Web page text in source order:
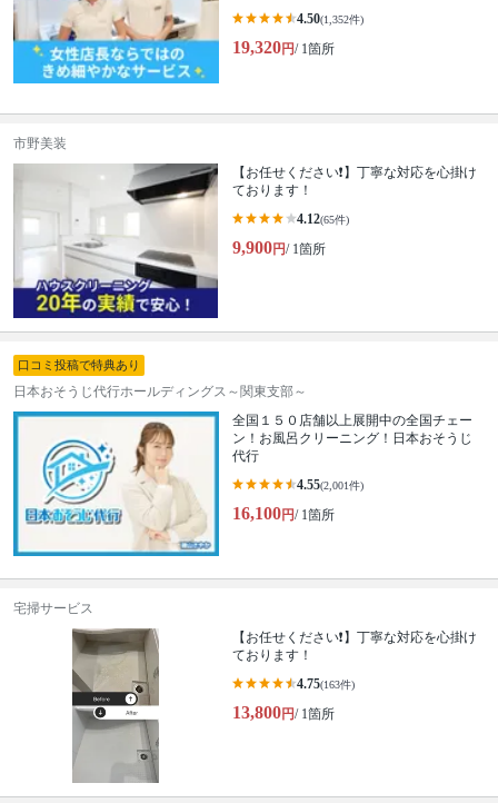
4.50(1,352件)
19,320円/ 1箇所
市野美装
【お任せください❗️】丁寧な対応を心掛け
ております！
4.12(65件)
9,900円/ 1箇所
口コミ投稿で特典あり
日本おそうじ代行ホールディングス～関東支部～
全国１５０店舗以上展開中の全国チェー
ン！お風呂クリーニング！日本おそうじ
代行
4.55(2,001件)
16,100円/ 1箇所
宅掃サービス
【お任せください❗️】丁寧な対応を心掛け
ております！
4.75(163件)
13,800円/ 1箇所